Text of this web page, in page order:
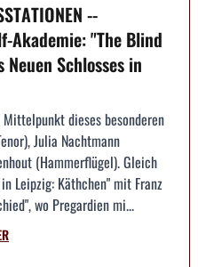
--
Akademie: "The Blind
Schlosses in
dieses besonderen
Julia Nachtmann
(Hammerflügel). Gleich
Leipzig: Käthchen" mit Franz
wo Pregardien mi...